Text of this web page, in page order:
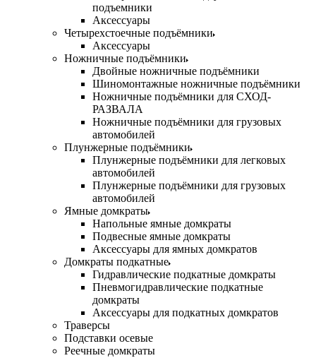
подъемники
Аксессуары
Четырехстоечные подъёмники
Аксессуары
Ножничные подъёмники
Двойные ножничные подъёмники
Шиномонтажные ножничные подъёмники
Ножничные подъёмники для СХОД-
РАЗВАЛА
Ножничные подъёмники для грузовых
автомобилей
Плунжерные подъёмники
Плунжерные подъёмники для легковых
автомобилей
Плунжерные подъёмники для грузовых
автомобилей
Ямные домкраты
Напольные ямные домкраты
Подвесные ямные домкраты
Аксессуары для ямных домкратов
Домкраты подкатные
Гидравлические подкатные домкраты
Пневмогидравлические подкатные
домкраты
Аксессуары для подкатных домкратов
Траверсы
Подставки осевые
Реечные домкраты